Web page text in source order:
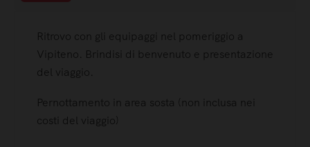
Ritrovo con gli equipaggi nel pomeriggio a
Vipiteno. Brindisi di benvenuto e presentazione
del viaggio.
Pernottamento in area sosta (non inclusa nei
costi del viaggio)